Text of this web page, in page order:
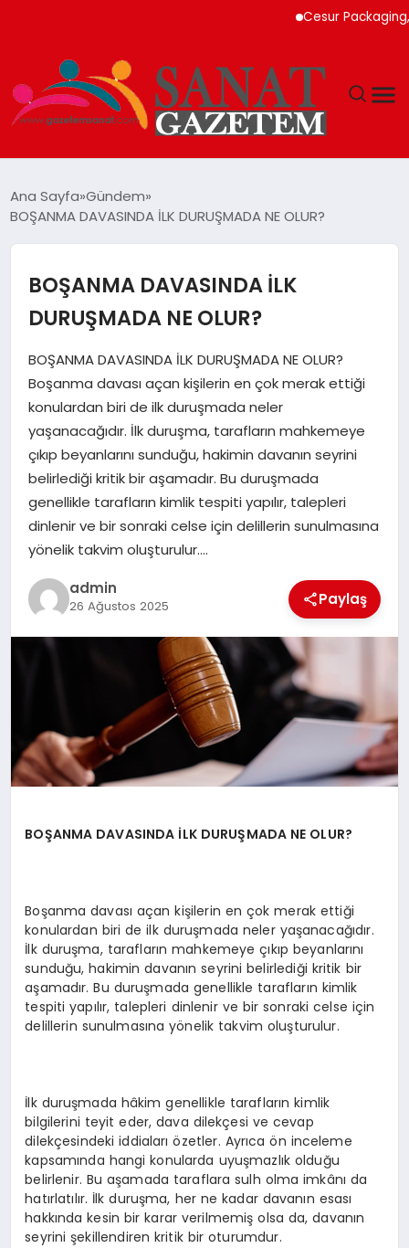
Cesur Packaging,
TEKNOLOJI
SIYASET
SPOR
YAŞAM
EKONOMI
SAĞLIK
DÜNYA
EĞITIM
Ana Sayfa Gündem
BOŞANMA DAVASINDA İLK DURUŞMADA NE OLUR?
BOŞANMA DAVASINDA İLK
DURUŞMADA NE OLUR?
BOŞANMA DAVASINDA İLK DURUŞMADA NE OLUR?
Boşanma davası açan kişilerin en çok merak ettiği
konulardan biri de ilk duruşmada neler
yaşanacağıdır. İlk duruşma, tarafların mahkemeye
çıkıp beyanlarını sunduğu, hakimin davanın seyrini
belirlediği kritik bir aşamadır. Bu duruşmada
genellikle tarafların kimlik tespiti yapılır, talepleri
dinlenir ve bir sonraki celse için delillerin sunulmasına
yönelik takvim oluşturulur….
admin
26 Ağustos 2025 Paylaş
BOŞANMA DAVASINDA İLK DURUŞMADA NE OLUR?
Boşanma davası açan kişilerin en çok merak ettiği
konulardan biri de ilk duruşmada neler yaşanacağıdır.
İlk duruşma, tarafların mahkemeye çıkıp beyanlarını
sunduğu, hakimin davanın seyrini belirlediği kritik bir
aşamadır. Bu duruşmada genellikle tarafların kimlik
tespiti yapılır, talepleri dinlenir ve bir sonraki celse için
delillerin sunulmasına yönelik takvim oluşturulur.
İlk duruşmada hâkim genellikle tarafların kimlik
bilgilerini teyit eder, dava dilekçesi ve cevap
dilekçesindeki iddiaları özetler. Ayrıca ön inceleme
kapsamında hangi konularda uyuşmazlık olduğu
belirlenir. Bu aşamada taraflara sulh olma imkânı da
hatırlatılır. İlk duruşma, her ne kadar davanın esası
hakkında kesin bir karar verilmemiş olsa da, davanın
seyrini şekillendiren kritik bir oturumdur.